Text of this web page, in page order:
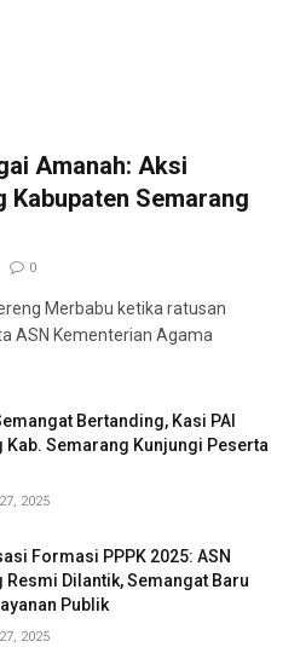
Amanah: Aksi
Kabupaten Semarang
0
Merbabu ketika ratusan
ASN Kementerian Agama
Bertanding, Kasi PAI
Kab. Semarang Kunjungi Peserta
2025
Formasi PPPK 2025: ASN
Resmi Dilantik, Semangat Baru
Publik
2025